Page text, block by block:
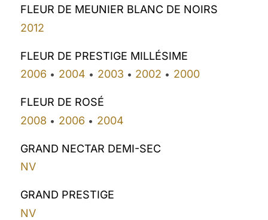
FLEUR DE MEUNIER BLANC DE NOIRS
2012
FLEUR DE PRESTIGE MILLÉSIME
2006 • 2004 • 2003 • 2002 • 2000
FLEUR DE ROSÉ
2008 • 2006 • 2004
GRAND NECTAR DEMI-SEC
NV
GRAND PRESTIGE
NV